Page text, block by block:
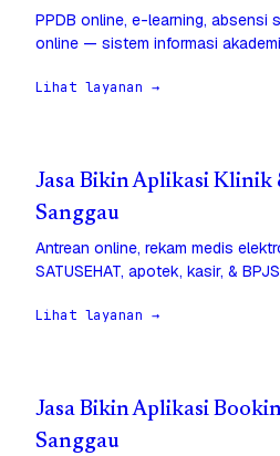
PPDB online, e-learning, absensi
online — sistem informasi
Lihat layanan →
Jasa Bikin Aplikasi Klinik
Sanggau
Antrean online, rekam medis
SATUSEHAT, apotek, kasir, &
Lihat layanan →
Jasa Bikin Aplikasi
Sanggau